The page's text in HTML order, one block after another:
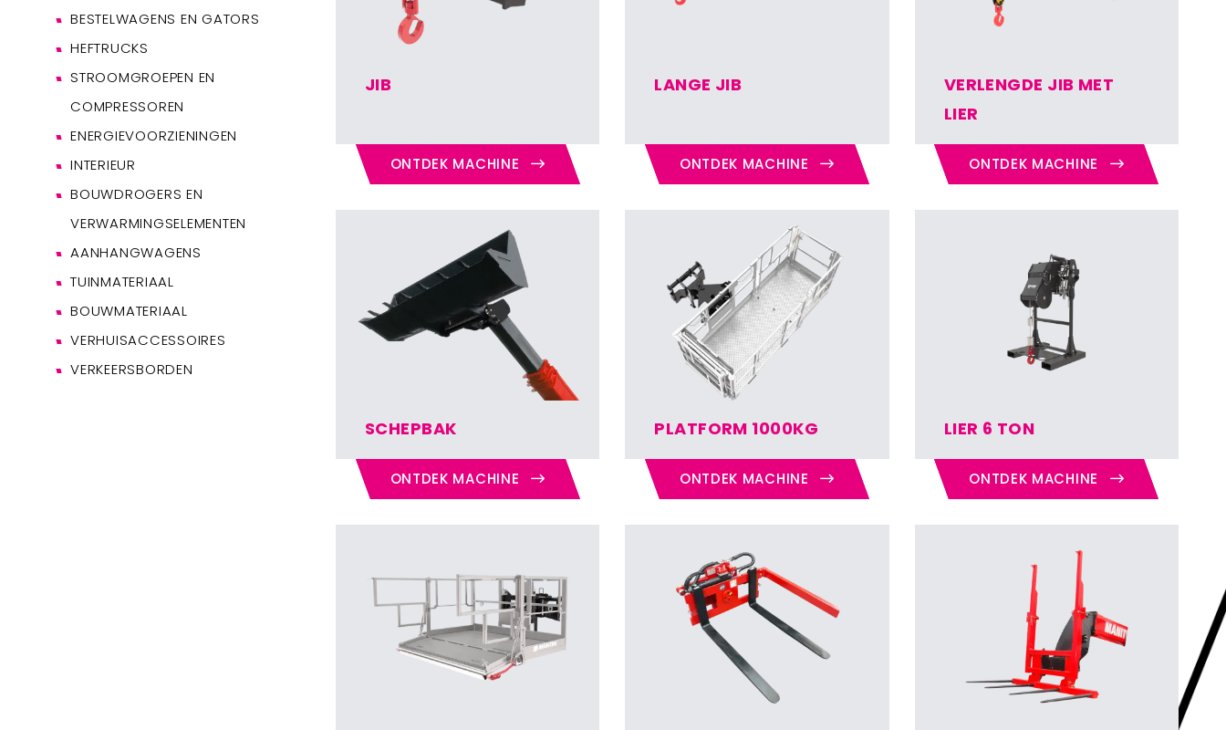
BESTELWAGENS EN GATORS
HEFTRUCKS
STROOMGROEPEN EN
COMPRESSOREN
ENERGIEVOORZIENINGEN
INTERIEUR
BOUWDROGERS EN
VERWARMINGSELEMENTEN
AANHANGWAGENS
TUINMATERIAAL
BOUWMATERIAAL
VERHUISACCESSOIRES
VERKEERSBORDEN
JIB
ONTDEK MACHINE
LANGE JIB
ONTDEK MACHINE
VERLENGDE JIB MET
LIER
ONTDEK MACHINE
SCHEPBAK
ONTDEK MACHINE
PLATFORM 1000KG
ONTDEK MACHINE
LIER 6 TON
ONTDEK MACHINE